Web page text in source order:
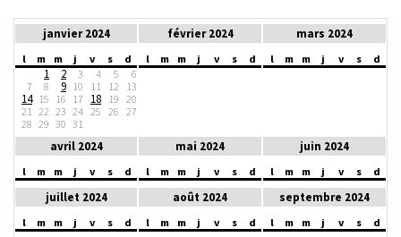
janvier 2024
l m m j v s d
1 2 3 4 5
6
7
8 9 10 11 12 13
14 15 16 17 18 19 20
21 22 23 24 25 26 27
28 29 30 31
février 2024
l m m j v s d
mars 2024
l m m j v s d
avril 2024
l m m j v s d
mai 2024
l m m j v s d
juin 2024
l m m j v s d
juillet 2024
l m m j v s d
août 2024
l m m j v s d
septembre 2024
l m m j v s d